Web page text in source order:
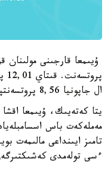
ال جاپونيا 8,56 پروتسەنتپەن ءۇشىنشى ورىندا تۇر.
مەملەكەت باس
ءسى تولەمدى